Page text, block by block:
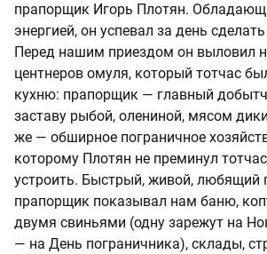
прапорщик Игорь Плотян.
энергией, он успевал за день
Перед нашим приездом он выловил
центнеров омуля, который тотчас
кухню: прапорщик — главный
заставу рыбой, олениной, мясом
же — обширное пограничное
которому Плотян не преминул
устроить. Быстрый, живой, любящий
прапорщик показывал нам баню,
двумя свиньями (одну зарежут на
— на День пограничника), склады,